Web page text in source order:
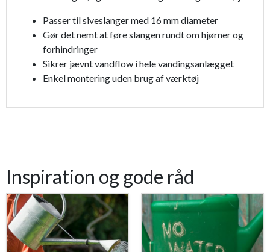
Passer til siveslanger med 16 mm diameter
Gør det nemt at føre slangen rundt om hjørner og
forhindringer
Sikrer jævnt vandflow i hele vandingsanlægget
Enkel montering uden brug af værktøj
Inspiration og gode råd